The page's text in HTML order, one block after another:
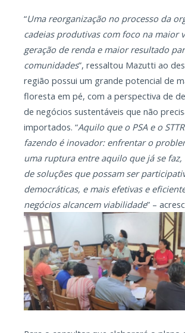
“Uma reorganização no processo da
cadeias produtivas com foco na maior
geração de renda e maior resultado
comunidades”, ressaltou Mazutti ao
região possui um grande potencial de
floresta em pé, com a perspectiva de
de negócios sustentáveis que não
importados. “Aquilo que o PSA e o
fazendo é inovador: enfrentar o
uma ruptura entre aquilo que já se faz,
de soluções que possam ser
democráticas, e mais efetivas e
negócios alcancem viabilidade” –